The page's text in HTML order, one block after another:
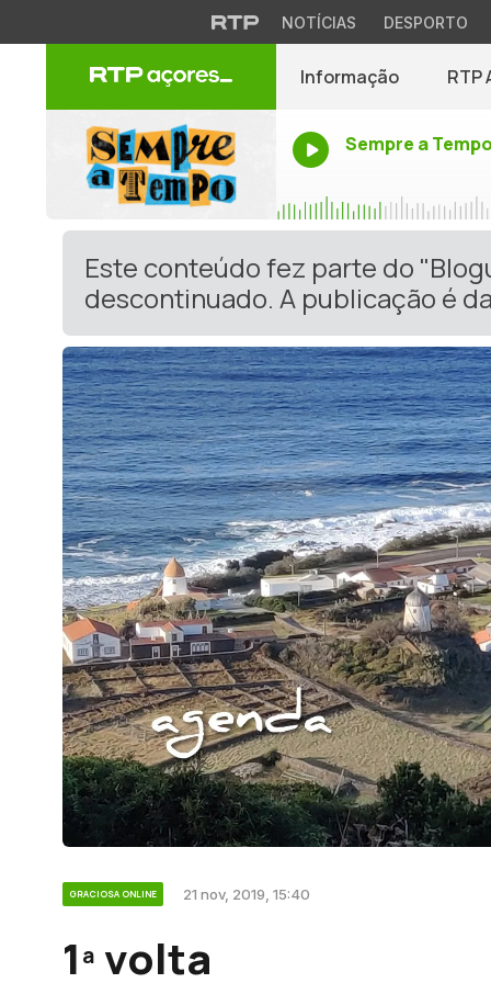
NOTÍCIAS DESPORTO
Informação RTP
Sempre a
Este conteúdo fez parte do
descontinuado. A publicação é
GRACIOSA ONLINE 21 nov, 2019, 15:40
1ª volta